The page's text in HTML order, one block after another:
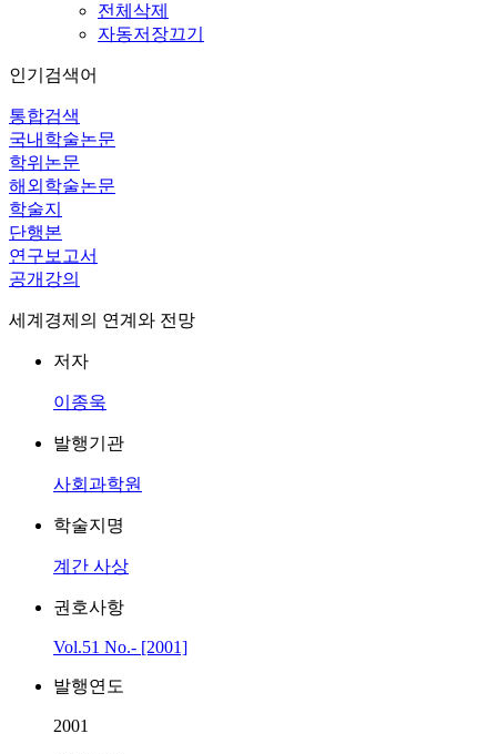
전체삭제
자동저장끄기
인기검색어
통합검색
국내학술논문
학위논문
해외학술논문
학술지
단행본
연구보고서
공개강의
세계경제의 연계와 전망
저자
이종욱
발행기관
사회과학원
학술지명
계간 사상
권호사항
Vol.51 No.- [2001]
발행연도
2001